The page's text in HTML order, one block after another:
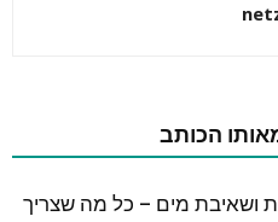
הכותב
ושאיבת מים – כל מה שצריך